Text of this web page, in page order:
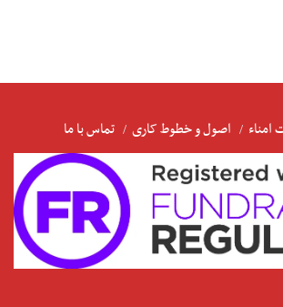
امناء اصول و خطوط کاری تماس با ما